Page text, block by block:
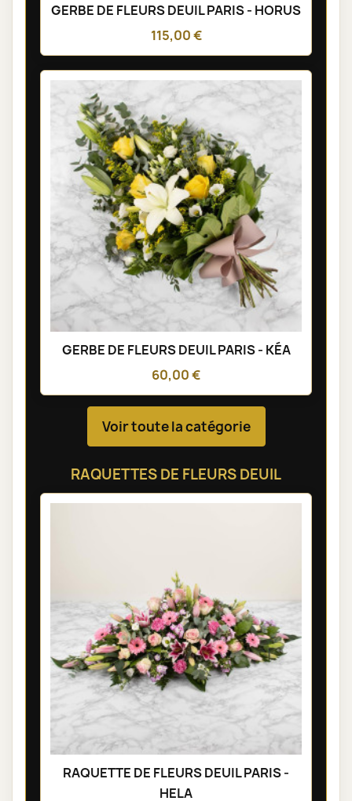
GERBE DE FLEURS DEUIL PARIS - HORUS
115,00 €
GERBE DE FLEURS DEUIL PARIS - KÉA
60,00 €
Voir toute la catégorie
RAQUETTES DE FLEURS DEUIL
RAQUETTE DE FLEURS DEUIL PARIS -
HELA